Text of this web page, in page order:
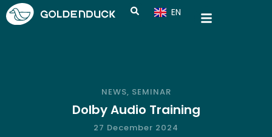
EN
CN
NEWS, SEMINAR
Dolby Audio Training
27 December 2024